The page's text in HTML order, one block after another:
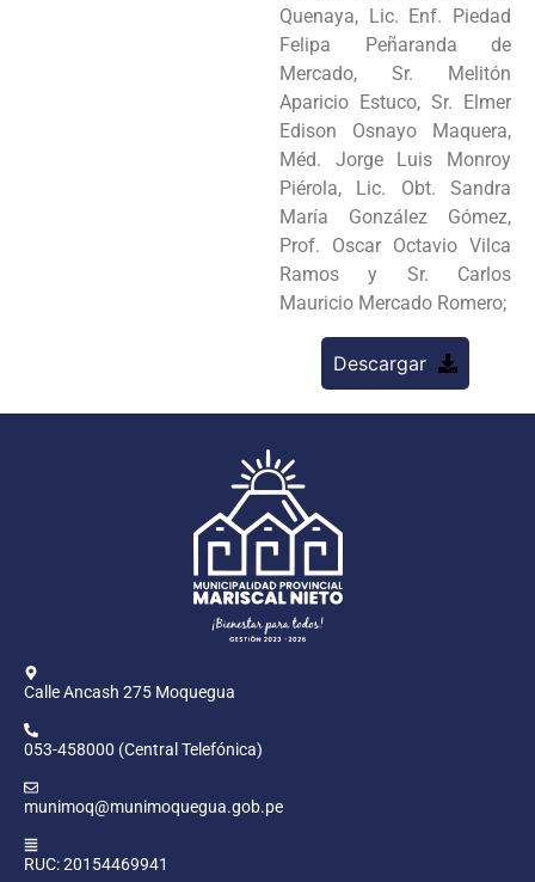
Quenaya, Lic. Enf. Piedad
Felipa Peñaranda de
Mercado, Sr. Melitón
Aparicio Estuco, Sr. Elmer
Edison Osnayo Maquera,
Méd. Jorge Luis Monroy
Piérola, Lic. Obt. Sandra
María González Gómez,
Prof. Oscar Octavio Vilca
Ramos y Sr. Carlos
Mauricio Mercado Romero;
Descargar
Calle Ancash 275 Moquegua
053-458000 (Central Telefónica)
munimoq@munimoquegua.gob.pe
RUC: 20154469941